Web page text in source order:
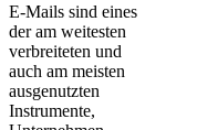
E-Mails sind eines
der am weitesten
verbreiteten und
auch am meisten
ausgenutzten
Instrumente,